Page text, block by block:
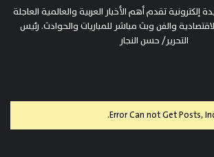
إلكترونية تقدم أهم الأخبار العربية والعالمية العاجلة
والفن وبث مباشر للمباريات والحوادث. رئيس
التحرير/ حسن النجار
Error Can not Get Posts,